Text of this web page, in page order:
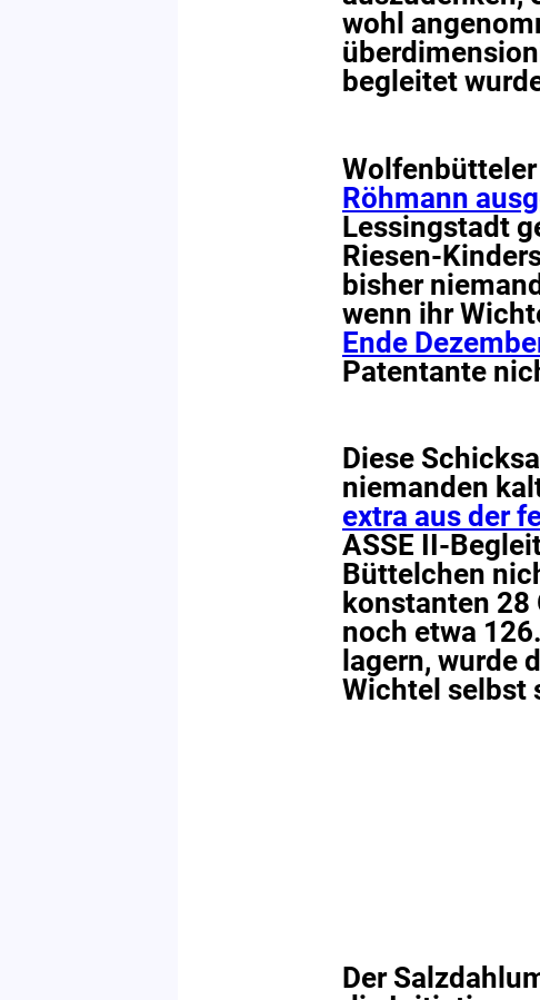
wohl
begleitet
Röhmann
Lessingstadt
Riesen-
bisher
wenn ihr
Ende
Patentante
Diese
niemanden
extra aus der
ASSE II-
Büttelchen
konstanten
noch etwa
lagern, wurde
Wichtel selbst
Der